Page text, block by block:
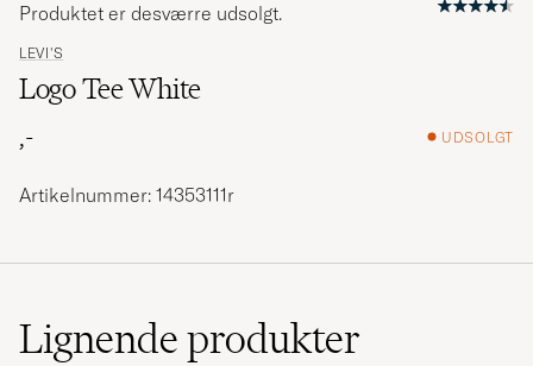
LEVI'S
Logo Tee White
,-
UDSOLGT
Produktet er desværre udsolgt.
Artikelnummer: 14353111r
Lignendeprodukter